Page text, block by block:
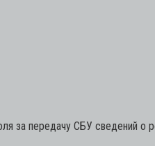
за передачу СБУ сведений